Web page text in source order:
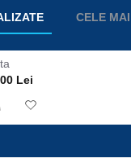
CELE
Lei